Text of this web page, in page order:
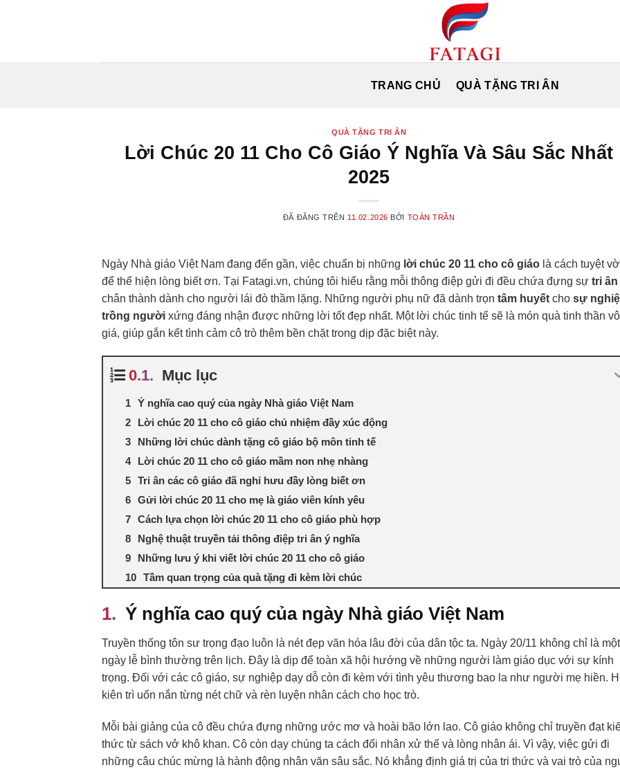
TRANG CHỦ QUÀ TẶNG TRI ÂN
QUÀ TẶNG TRI ÂN
Lời Chúc 20 11 Cho Cô Giáo Ý Nghĩa Và Sâu Sắc Nhất
2025
ĐÃ ĐĂNG TRÊN 11.02.2026 BỞI TOÀN TRẦN
Ngày Nhà giáo Việt Nam đang đến gần, việc chuẩn bị những lời chúc 20 11 cho cô giáo là cách tuyệt
để thể hiện lòng biết ơn. Tại Fatagi.vn, chúng tôi hiểu rằng mỗi thông điệp gửi đi đều chứa đựng sự tri ân
chân thành dành cho người lái đò thầm lặng. Những người phụ nữ đã dành trọn tâm huyết cho sự
trồng người xứng đáng nhận được những lời tốt đẹp nhất. Một lời chúc tinh tế sẽ là món quà tinh thần vô
giá, giúp gắn kết tình cảm cô trò thêm bền chặt trong dịp đặc biệt này.
Mục lục
Ý nghĩa cao quý của ngày Nhà giáo Việt Nam
Lời chúc 20 11 cho cô giáo chủ nhiệm đầy xúc động
Những lời chúc dành tặng cô giáo bộ môn tinh tế
Lời chúc 20 11 cho cô giáo mầm non nhẹ nhàng
Tri ân các cô giáo đã nghỉ hưu đầy lòng biết ơn
Gửi lời chúc 20 11 cho mẹ là giáo viên kính yêu
Cách lựa chọn lời chúc 20 11 cho cô giáo phù hợp
Nghệ thuật truyền tải thông điệp tri ân ý nghĩa
Những lưu ý khi viết lời chúc 20 11 cho cô giáo
Tầm quan trọng của quà tặng đi kèm lời chúc
Ý nghĩa cao quý của ngày Nhà giáo Việt Nam
Truyền thống tôn sư trọng đạo luôn là nét đẹp văn hóa lâu đời của dân tộc ta. Ngày 20/11 không chỉ là một
ngày lễ bình thường trên lịch. Đây là dịp để toàn xã hội hướng về những người làm giáo dục với sự kính
trọng. Đối với các cô giáo, sự nghiệp dạy dỗ còn đi kèm với tình yêu thương bao la như người mẹ hiền.
kiên trì uốn nắn từng nét chữ và rèn luyện nhân cách cho học trò.
Mỗi bài giảng của cô đều chứa đựng những ước mơ và hoài bão lớn lao. Cô giáo không chỉ truyền đạt
thức từ sách vở khô khan. Cô còn dạy chúng ta cách đối nhân xử thế và lòng nhân ái. Vì vậy, việc gửi đi
những câu chúc mừng là hành động nhân văn sâu sắc. Nó khẳng định giá trị của tri thức và vai trò của